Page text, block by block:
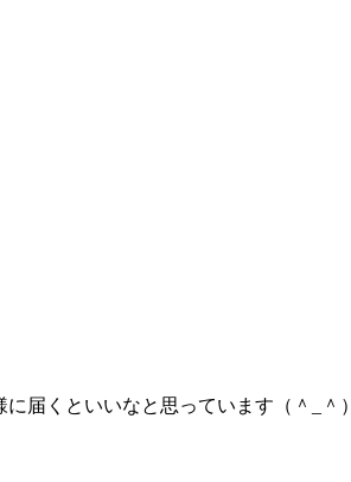
届くといいなと思っています（＾_＾）